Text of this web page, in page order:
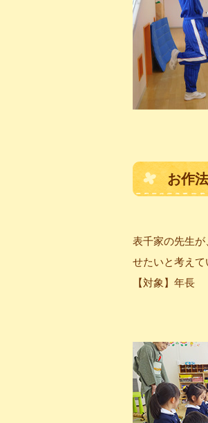
お作法
表千家の先生
せたいと考えて
【対象】年長